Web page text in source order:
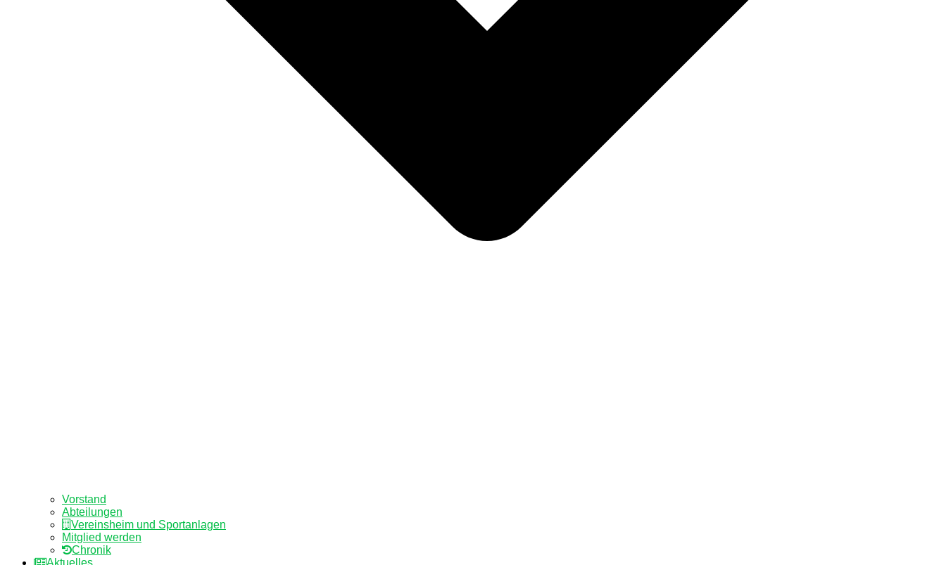
Vorstand
Abteilungen
Vereinsheim und Sportanlagen
Mitglied werden
Chronik
Aktuelles